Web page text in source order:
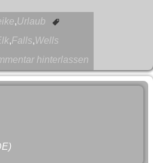
,Urlaub
,Falls, Wells
hinterlassen